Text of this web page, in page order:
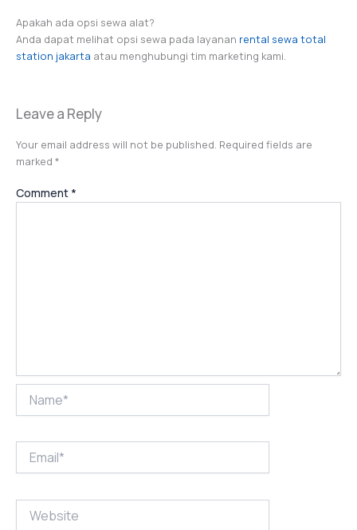
Apakah ada opsi sewa alat?
Anda dapat melihat opsi sewa pada layanan rental sewa total
station jakarta atau menghubungi tim marketing kami.
Leave a Reply
Your email address will not be published. Required fields are
marked *
Comment *